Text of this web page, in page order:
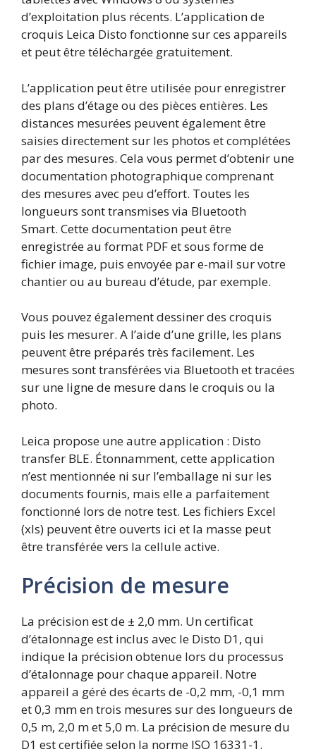
d’exploitation plus récents. L’application de
croquis Leica Disto fonctionne sur ces appareils
et peut être téléchargée gratuitement.
L’application peut être utilisée pour enregistrer
des plans d’étage ou des pièces entières. Les
distances mesurées peuvent également être
saisies directement sur les photos et complétées
par des mesures. Cela vous permet d’obtenir une
documentation photographique comprenant
des mesures avec peu d’effort. Toutes les
longueurs sont transmises via Bluetooth
Smart. Cette documentation peut être
enregistrée au format PDF et sous forme de
fichier image, puis envoyée par e-mail sur votre
chantier ou au bureau d’étude, par exemple.
Vous pouvez également dessiner des croquis
puis les mesurer. A l’aide d’une grille, les plans
peuvent être préparés très facilement. Les
mesures sont transférées via Bluetooth et tracées
sur une ligne de mesure dans le croquis ou la
photo.
Leica propose une autre application : Disto
transfer BLE. Étonnamment, cette application
n’est mentionnée ni sur l’emballage ni sur les
documents fournis, mais elle a parfaitement
fonctionné lors de notre test. Les fichiers Excel
(xls) peuvent être ouverts ici et la masse peut
être transférée vers la cellule active.
Précision de mesure
La précision est de ± 2,0 mm. Un certificat
d’étalonnage est inclus avec le Disto D1, qui
indique la précision obtenue lors du processus
d’étalonnage pour chaque appareil. Notre
appareil a géré des écarts de -0,2 mm, -0,1 mm
et 0,3 mm en trois mesures sur des longueurs de
0,5 m, 2,0 m et 5,0 m. La précision de mesure du
D1 est certifiée selon la norme ISO 16331-1.